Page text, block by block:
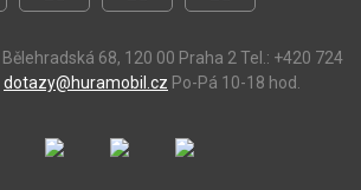
Bělehradská 68, 120 00 Praha 2 Tel.: +420 724
dotazy@huramobil.cz Po-Pá 10-18 hod.